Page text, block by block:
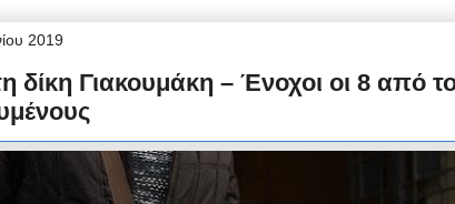
2019
δίκη Γιακουμάκη – Ένοχοι οι 8 από